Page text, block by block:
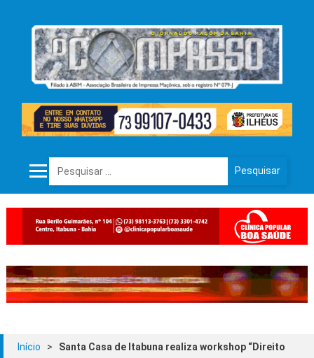
Pesquisar por:
Início >
Santa Casa de Itabuna realiza workshop “Direito